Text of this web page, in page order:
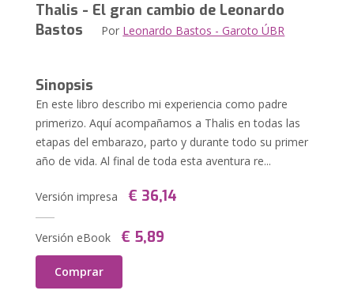
Thalis - El gran cambio de Leonardo
Bastos
Por Leonardo Bastos - Garoto ÚBR
Sinopsis
En este libro describo mi experiencia como padre
primerizo. Aquí acompañamos a Thalis en todas las
etapas del embarazo, parto y durante todo su primer
año de vida. Al final de toda esta aventura re...
Versión impresa € 36,14
Versión eBook € 5,89
Comprar